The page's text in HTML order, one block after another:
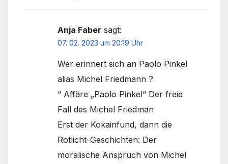
Anja Faber sagt:
07. 02. 2023 um 20:19 Uhr
Wer erinnert sich an Paolo Pinkel
alias Michel Friedmann ?
“ Affäre „Paolo Pinkel“ Der freie
Fall des Michel Friedman
Erst der Kokainfund, dann die
Rotlicht-Geschichten: Der
moralische Anspruch von Michel